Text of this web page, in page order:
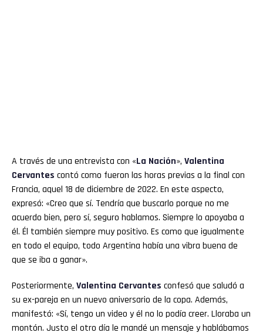
A través de una entrevista con «La Nación», Valentina
Cervantes contó como fueron las horas previas a la final con
Francia, aquel 18 de diciembre de 2022. En este aspecto,
expresó: «Creo que sí. Tendría que buscarlo porque no me
acuerdo bien, pero sí, seguro hablamos. Siempre lo apoyaba a
él. Él también siempre muy positivo. Es como que igualmente
en todo el equipo, todo Argentina había una vibra buena de
que se iba a ganar».
Posteriormente, Valentina Cervantes confesó que saludó a
su ex-pareja en un nuevo aniversario de la copa. Además,
manifestó: «Sí, tengo un video y él no lo podía creer. Lloraba un
montón. Justo el otro día le mandé un mensaje y hablábamos
Reddit
Pinterest